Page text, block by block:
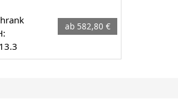
ab 582,80 €